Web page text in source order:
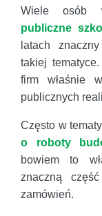
Wiele osób
publiczne
latach
takiej
firm właśnie
publicznych
Często w
o roboty
bowiem to
znaczną
zamówień.